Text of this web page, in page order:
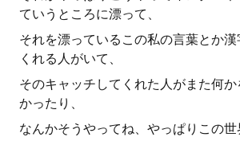
ていうところに漂って、
それを漂っているこの私の言葉とか
くれる人がいて、
そのキャッチしてくれた人がまた何
かったり、
なんかそうやってね、やっぱりこの